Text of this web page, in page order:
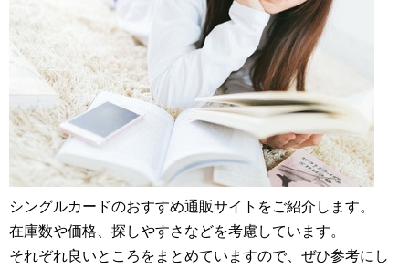
シングルカードのおすすめ通販サイトをご紹介します。
在庫数や価格、探しやすさなどを考慮しています。
それぞれ良いところをまとめていますので、ぜひ参考にし